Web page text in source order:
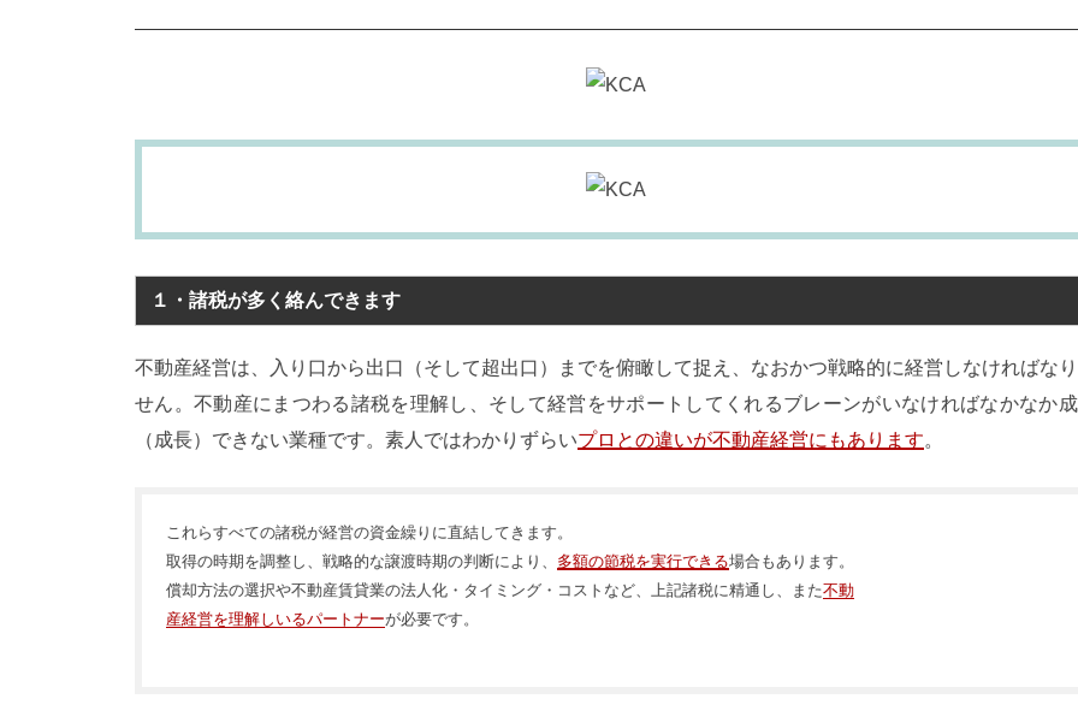
１・諸税が多く絡んできます
不動産経営は、入り口から出口（そして超出口）までを俯瞰して捉え、なおかつ戦略的に経営しなければな
せん。不動産にまつわる諸税を理解し、そして経営をサポートしてくれるブレーンがいなければなかなか
（成長）できない業種です。素人ではわかりずらいプロとの違いが不動産経営にもあります。
これらすべての諸税が経営の資金繰りに直結してきます。
取得の時期を調整し、戦略的な譲渡時期の判断により、 多額の節税を実行できる場合もあります。
償却方法の選択や不動産賃貸業の法人化・タイミング・コストなど、上記諸税に精通し、また不動
産経営を理解しいるパートナーが必要です。